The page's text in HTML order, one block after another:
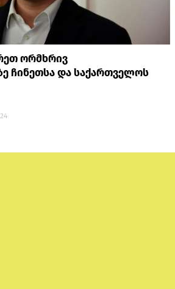
ორმხრივ
ჩინეთსა და საქართველოს